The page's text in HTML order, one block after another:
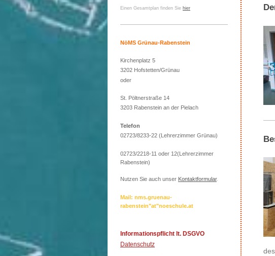
Einen Gesamtplan finden Sie hier
NöMS Grünau-Rabenstein
Kirchenplatz 5
3202 Hofstetten/Grünau
oder
St. Pöltnerstraße 14
3203 Rabenstein an der Pielach
Telefon
02723/8233-22 (Lehrerzimmer Grünau)
02723/2218-11 oder 12(Lehrerzimmer
Rabenstein)
Nutzen Sie auch unser Kontaktformular.
Mail: nms.gruenau-
rabenstein"at"noeschule.at
Informationspflicht lt. DSGVO
Datenschutz